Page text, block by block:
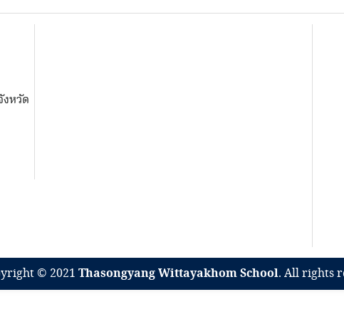
หวัด
© 2021Thasongyang Wittayakhom School. All rights